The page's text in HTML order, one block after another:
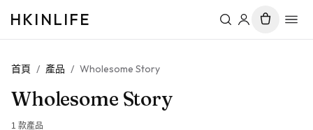
HKINLIFE
首頁 / 產品 / Wholesome Story
Wholesome Story
1 款產品